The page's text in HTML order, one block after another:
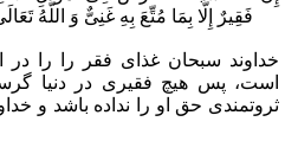
فَقِیرٌ إِلَّا بِمَا مُتِّعَ بِهِ غَنِیٌّ وَ اللَّهُ
است، پس هیچ فقیری در دنیا
ثروتمندی حق او را نداده باشد و